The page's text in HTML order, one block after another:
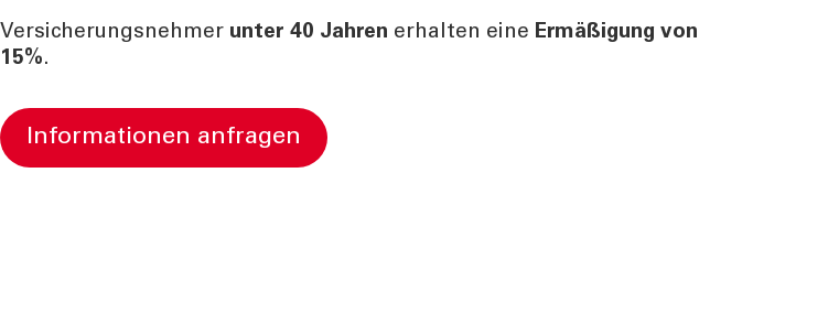
Versicherungsnehmerunter 40 Jahren erhalten eine Ermäßigung von
15%.
Informationen anfragen